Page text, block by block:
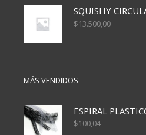
SQUISHY
$13.500,00
MÁS VENDIDOS
$100,04